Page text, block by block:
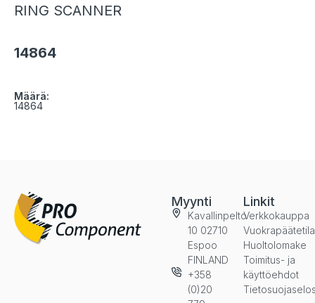
RING SCANNER
14864
Määrä:
14864
Myynti
Kavallinpelto
10 02710
Espoo
FINLAND
+358
(0)20
Linkit
Verkkokauppa
Huoltolomake
Toimitus- ja
käyttöehdot